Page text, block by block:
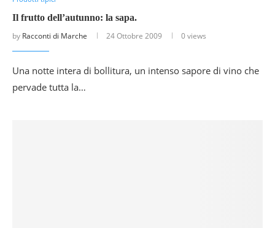
Il frutto dell’autunno: la sapa.
by Racconti di Marche 24 Ottobre 2009 0 views
Una notte intera di bollitura, un intenso sapore di vino che
pervade tutta la…